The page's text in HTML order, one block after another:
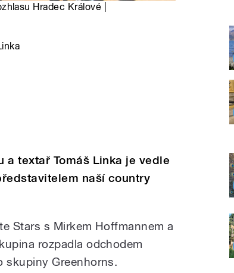
Hradec Králové |
a textař Tomáš Linka je vedle
naší country
Stars s Mirkem Hoffmannem a
rozpadla odchodem
skupiny Greenhorns.